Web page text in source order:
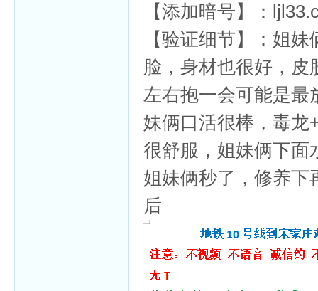
【添加暗号】：
【验证细节】：姐
脸，身材也很好，皮
左右抱一会可能是最
妹俩口活很棒，毒龙
很舒服，姐妹俩下面
姐妹俩秒了，修养下
后